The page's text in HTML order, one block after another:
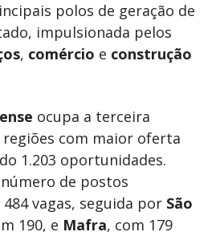
polos de geração de
impulsionada pelos
, comércio e construção
ocupa a terceira
com maior oferta
1.203 oportunidades.
de postos
vagas, seguida por São
190, e Mafra, com 179